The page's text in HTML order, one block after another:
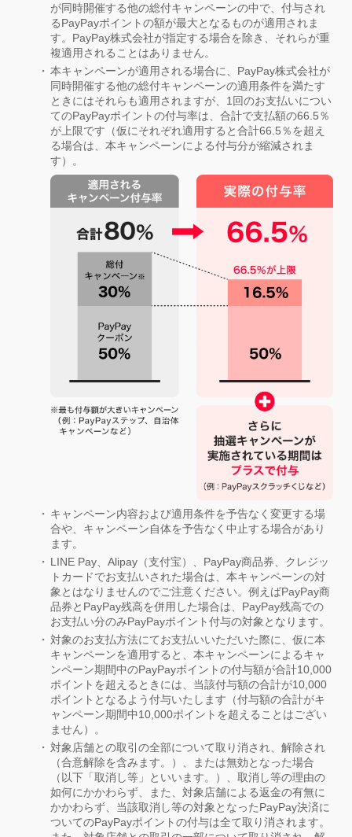
が同時開催する他の総付キャンペーンの中で、付与され
るPayPayポイントの額が最大となるものが適用されま
す。PayPay株式会社が指定する場合を除き、それらが重
複適用されることはありません。
本キャンペーンが適用される場合に、PayPay株式会社が
同時開催する他の総付キャンペーンの適用条件を満たす
ときにはそれらも適用されますが、1回のお支払いについ
てのPayPayポイントの付与率は、合計で支払額の66.5％
が上限です（仮にそれぞれ適用すると合計66.5％を超え
る場合は、本キャンペーンによる付与分が縮減されま
す）。
キャンペーン内容および適用条件を予告なく変更する場
合や、キャンペーン自体を予告なく中止する場合があり
ます。
LINE Pay、Alipay（支付宝）、PayPay商品券、クレジッ
トカードでお支払いされた場合は、本キャンペーンの対
象とはなりませんのでご注意ください。例えばPayPay商
品券とPayPay残高を併用した場合は、PayPay残高での
お支払い分のみPayPayポイント付与の対象となります。
対象のお支払方法にてお支払いいただいた際に、仮に本
キャンペーンを適用すると、本キャンペーンによるキャ
ンペーン期間中のPayPayポイントの付与額が合計10,000
ポイントを超えるときには、当該付与額の合計が10,000
ポイントとなるよう付与いたします（付与額の合計がキ
ャンペーン期間中10,000ポイントを超えることはござい
ません）。
対象店舗との取引の全部について取り消され、解除され
（合意解除を含みます。）、または無効となった場合
（以下「取消し等」といいます。）、取消し等の理由の
如何にかかわらず、また、対象店舗による返金の有無に
かかわらず、当該取消し等の対象となったPayPay決済に
ついてのPayPayポイントの付与は全て取り消されます。